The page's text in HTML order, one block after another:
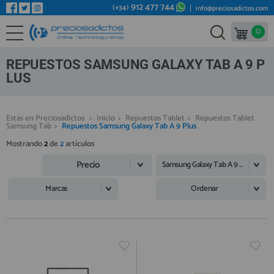
REPUESTOS MÓVILES
REPUESTOS TABLET
REPUESTOS RELOJES INTELIGENTES
REPUESTOS MACBOOK
REPUESTOS OTROS DISPOSITIVOS
REPUESTOS PORTÁTILES
HERRAMIENTAS REPARACIÓN
MÓVILES REACONDICIONADOS
Bienvenid@ otra vez
YA SOY CLIENTE
Regístrate en un momento
(+34) 912 477 744 info@preciosadictos.com
0
REPUESTOS SAMSUNG GALAXY TAB A 9 P
LUS
Estás en Preciosadictos > Inicio > Repuestos Tablet > Repuestos Tablet
Samsung Tab > Repuestos Samsung Galaxy Tab A 9 Plus
Mostrando2de2artículos
Precio
Samsung Galaxy Tab A 9 Plus
Marcas
Ordenar